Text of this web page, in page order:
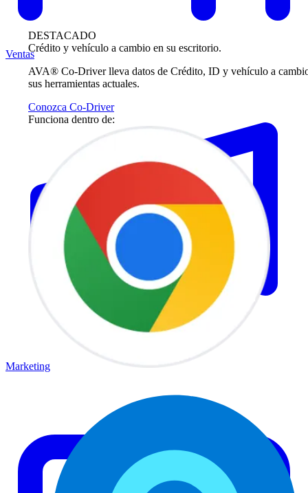
DESTACADO
Crédito y vehículo a cambio en su escritorio.
AVA® Co-Driver lleva datos de Crédito, ID y vehículo a
sus herramientas actuales.
Conozca Co-Driver
Funciona dentro de:
Ventas
Marketing